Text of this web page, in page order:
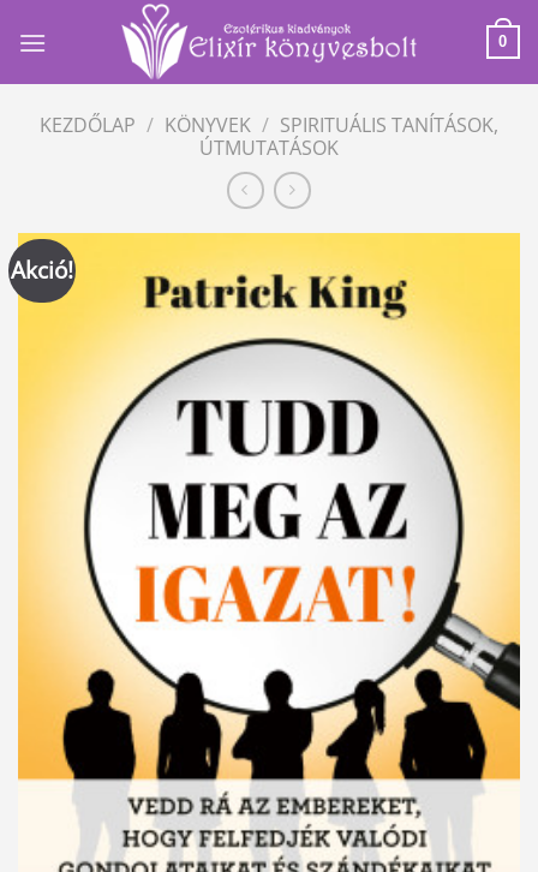
0
KEZDŐLAP / KÖNYVEK / SPIRITUÁLIS TANÍTÁSOK,
ÚTMUTATÁSOK
Akció!